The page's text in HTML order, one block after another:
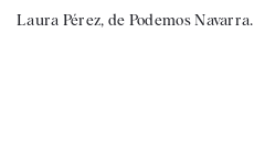
Laura Pérez, de Podemos Navarra.